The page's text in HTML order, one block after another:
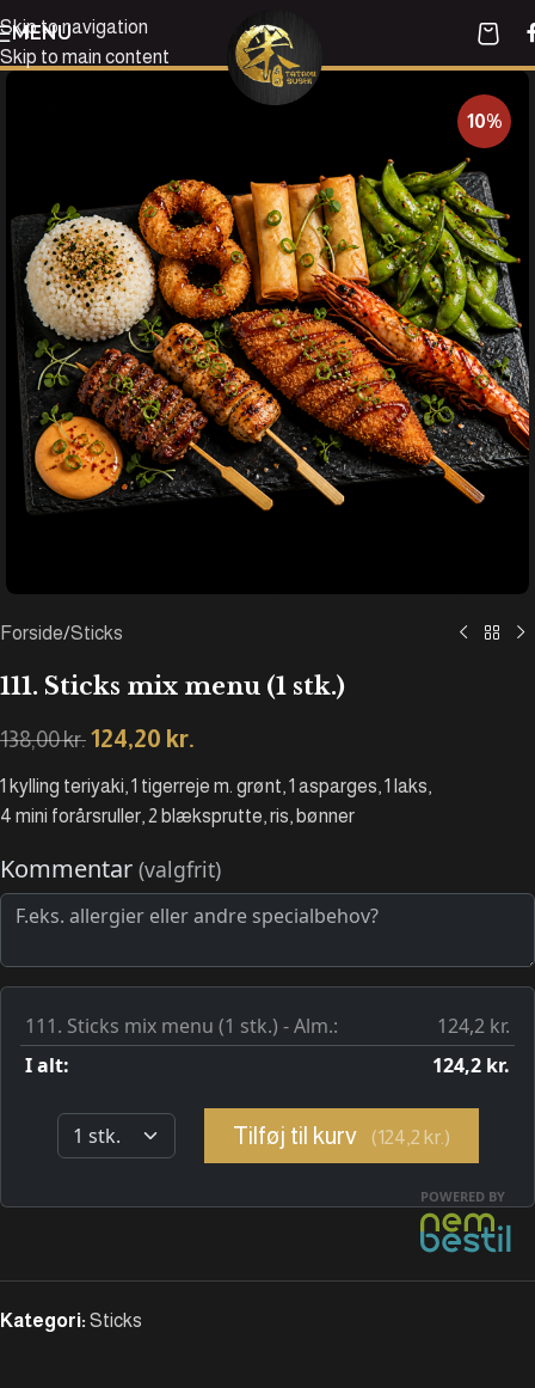
Skip to navigation
Skip to main content
MENU
10%
Forside/Sticks
111. Sticks mix menu (1 stk.)
138,00kr.124,20 kr.
1 kylling teriyaki, 1 tigerreje m. grønt, 1 asparges, 1 laks,
4 mini forårsruller, 2 blæksprutte, ris, bønner
Kategori: Sticks